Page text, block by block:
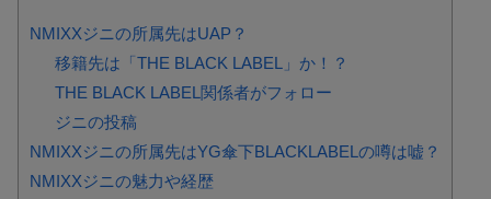
NMIXXジニの所属先はUAP？
移籍先は「THE BLACK LABEL」か！？
THE BLACK LABEL関係者がフォロー
ジニの投稿
NMIXXジニの所属先はYG傘下BLACKLABELの噂は嘘？
NMIXXジニの魅力や経歴